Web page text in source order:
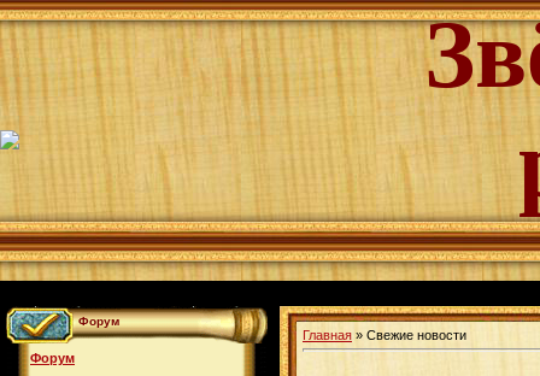
Форум
Форум
Главная » Свежие новости